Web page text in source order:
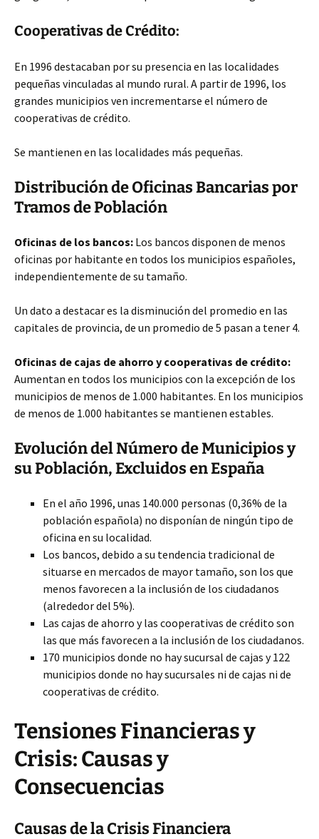
Cooperativas de Crédito:
En 1996 destacaban por su presencia en las localidades
pequeñas vinculadas al mundo rural. A partir de 1996, los
grandes municipios ven incrementarse el número de
cooperativas de crédito.
Se mantienen en las localidades más pequeñas.
Distribución de Oficinas Bancarias por
Tramos de Población
Oficinas de los bancos: Los bancos disponen de menos
oficinas por habitante en todos los municipios españoles,
independientemente de su tamaño.
Un dato a destacar es la disminución del promedio en las
capitales de provincia, de un promedio de 5 pasan a tener 4.
Oficinas de cajas de ahorro y cooperativas de crédito:
Aumentan en todos los municipios con la excepción de los
municipios de menos de 1.000 habitantes. En los municipios
de menos de 1.000 habitantes se mantienen estables.
Evolución del Número de Municipios y
su Población, Excluidos en España
En el año 1996, unas 140.000 personas (0,36% de la
población española) no disponían de ningún tipo de
oficina en su localidad.
Los bancos, debido a su tendencia tradicional de
situarse en mercados de mayor tamaño, son los que
menos favorecen a la inclusión de los ciudadanos
(alrededor del 5%).
Las cajas de ahorro y las cooperativas de crédito son
las que más favorecen a la inclusión de los ciudadanos.
170 municipios donde no hay sucursal de cajas y 122
municipios donde no hay sucursales ni de cajas ni de
cooperativas de crédito.
Tensiones Financieras y
Crisis: Causas y
Consecuencias
Causas de la Crisis Financiera